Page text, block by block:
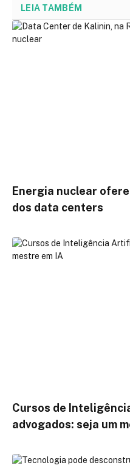
LEIA TAMBÉM
Energia nuclear
dos data centers
Cursos de
advogados: seja um